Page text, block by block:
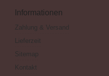
Informationen
Zahlung & Versand
Lieferzeit
Sitemap
Kontakt